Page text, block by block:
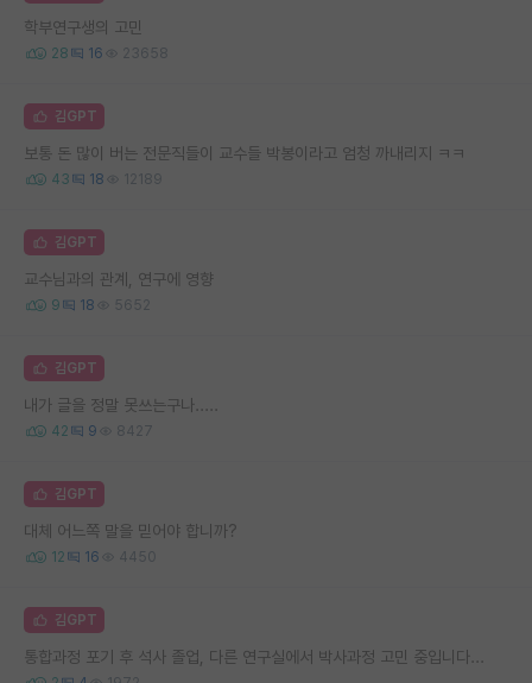
학부연구생의 고민
28 16 23658
김GPT
보통 돈 많이 버는 전문직들이 교수들 박봉이라고 엄청 까내리지 ㅋㅋ
43 18 12189
김GPT
교수님과의 관계, 연구에 영향
9 18 5652
김GPT
내가 글을 정말 못쓰는구나.....
42 9 8427
김GPT
대체 어느쪽 말을 믿어야 합니까?
12 16 4450
김GPT
통합과정 포기 후 석사 졸업, 다른 연구실에서 박사과정 고민 중입니다...